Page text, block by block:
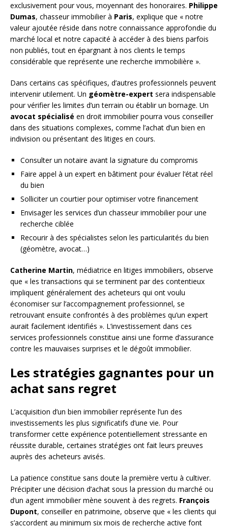
exclusivement pour vous, moyennant des honoraires. Philippe
Dumas, chasseur immobilier à Paris, explique que « notre
valeur ajoutée réside dans notre connaissance approfondie du
marché local et notre capacité à accéder à des biens parfois
non publiés, tout en épargnant à nos clients le temps
considérable que représente une recherche immobilière ».
Dans certains cas spécifiques, d’autres professionnels peuvent
intervenir utilement. Un géomètre-expert sera indispensable
pour vérifier les limites d’un terrain ou établir un bornage. Un
avocat spécialisé en droit immobilier pourra vous conseiller
dans des situations complexes, comme l’achat d’un bien en
indivision ou présentant des litiges en cours.
Consulter un notaire avant la signature du compromis
Faire appel à un expert en bâtiment pour évaluer l’état réel
du bien
Solliciter un courtier pour optimiser votre financement
Envisager les services d’un chasseur immobilier pour une
recherche ciblée
Recourir à des spécialistes selon les particularités du bien
(géomètre, avocat…)
Catherine Martin, médiatrice en litiges immobiliers, observe
que « les transactions qui se terminent par des contentieux
impliquent généralement des acheteurs qui ont voulu
économiser sur l’accompagnement professionnel, se
retrouvant ensuite confrontés à des problèmes qu’un expert
aurait facilement identifiés ». L’investissement dans ces
services professionnels constitue ainsi une forme d’assurance
contre les mauvaises surprises et le dégoût immobilier.
Les stratégies gagnantes pour un
achat sans regret
L’acquisition d’un bien immobilier représente l’un des
investissements les plus significatifs d’une vie. Pour
transformer cette expérience potentiellement stressante en
réussite durable, certaines stratégies ont fait leurs preuves
auprès des acheteurs avisés.
La patience constitue sans doute la première vertu à cultiver.
Précipiter une décision d’achat sous la pression du marché ou
d’un agent immobilier mène souvent à des regrets. François
Dupont, conseiller en patrimoine, observe que « les clients qui
s’accordent au minimum six mois de recherche active font